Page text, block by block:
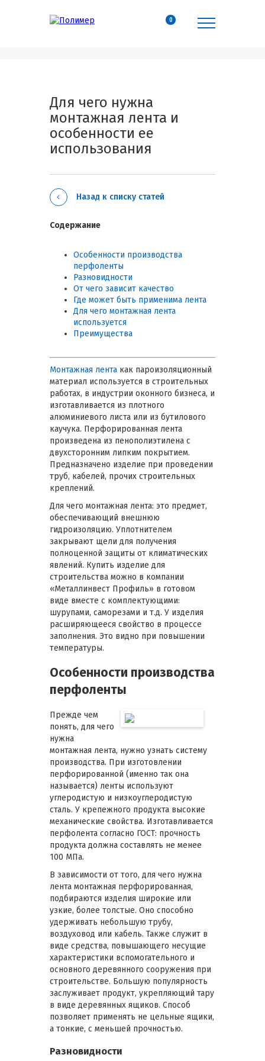
0
Для чего нужна
монтажная лента и
особенности ее
использования
Назад к списку статей
Содержание
Особенности производства
перфоленты
Разновидности
От чего зависит качество
Где может быть применима лента
Для чего монтажная лента
используется
Преимущества
Монтажная лента как пароизоляционный
материал используется в строительных
работах, в индустрии оконного бизнеса, и
изготавливается из плотного
алюминиевого листа или из бутилового
каучука. Перфорированная лента
произведена из пенополиэтилена с
двухсторонним липким покрытием.
Предназначено изделие при проведении
труб, кабелей, прочих строительных
креплений.
Для чего монтажная лента: это предмет,
обеспечивающий внешнюю
гидроизоляцию. Уплотнителем
закрывают щели для получения
полноценной защиты от климатических
явлений. Купить изделие для
строительства можно в компании
«Металлинвест Профиль» в готовом
виде вместе с комплектующими:
шурупами, саморезами и т.д. У изделия
расширяющееся свойство в процессе
заполнения. Это видно при повышении
температуры.
Особенности производства
перфоленты
Прежде чем
понять, для чего
нужна
монтажная лента, нужно узнать систему
производства. При изготовлении
перфорированной (именно так она
называется) ленты используют
углеродистую и низкоуглеродистую
сталь. У крепежного продукта высокие
механические свойства. Изготавливается
перфолента согласно ГОСТ: прочность
продукта должна составлять не менее
100 МПа.
В зависимости от того, для чего нужна
лента монтажная перфорированная,
подбираются изделия широкие или
узкие, более толстые. Оно способно
удерживать небольшую трубу,
воздуховод или кабель. Также служит в
виде средства, повышающего несущие
характеристики вспомогательного и
основного деревянного сооружения при
строительстве. Большую популярность
заслуживает продукт, укрепляющий тару
в виде деревянных ящиков. Способ
позволяет применять не цельные ящики,
а тонкие, с меньшей прочностью.
Разновидности